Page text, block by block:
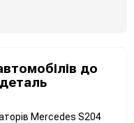
до
Mercedes S204